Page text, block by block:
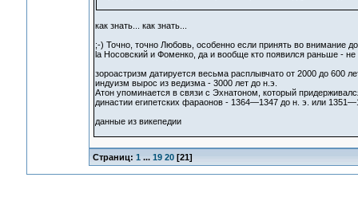
как знать... как знать...
;-) Точно, точно Любовь, особенно если принять во внимание
la Носовский и Фоменко, да и вообще кто появился раньше -
зороастризм датируется весьма расплывчато от 2000 до 600
индуизм вырос из ведизма - 3000 лет до н.э.
Атон упоминается в связи с Эхнатоном, который
династии египетских фараонов - 1364—1347 до н. э. или
данные из викепедии
Страниц: 1 ... 19 20[21]